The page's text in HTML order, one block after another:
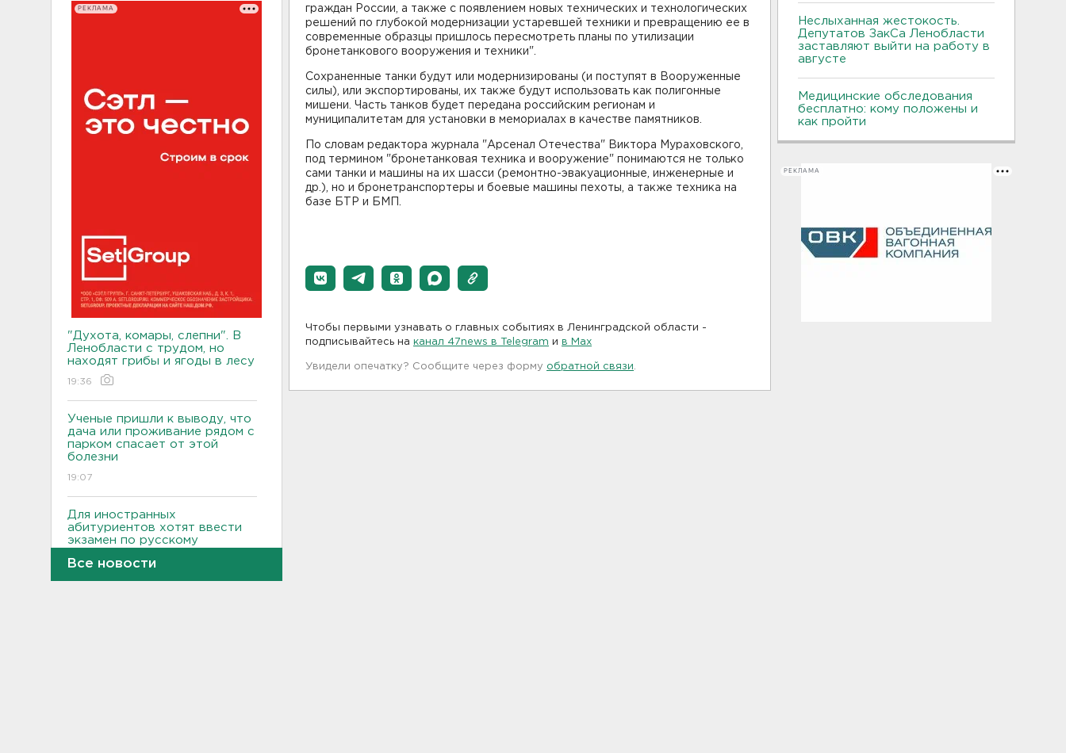
РЕКЛАМА
"Духота, комары, слепни". В
Ленобласти с трудом, но
находят грибы и ягоды в лесу
19:36
Ученые пришли к выводу, что
дача или проживание рядом с
парком спасает от этой
болезни
19:07
Для иностранных
абитуриентов хотят ввести
экзамен по русскому
18:49
Все новости
граждан России, а также с появлением новых технических и технологических
решений по глубокой модернизации устаревшей техники и превращению ее в
современные образцы пришлось пересмотреть планы по утилизации
бронетанкового вооружения и техники".
Сохраненные танки будут или модернизированы (и поступят в Вооруженные
силы), или экспортированы, их также будут использовать как полигонные
мишени. Часть танков будет передана российским регионам и
муниципалитетам для установки в мемориалах в качестве памятников.
По словам редактора журнала "Арсенал Отечества" Виктора Мураховского,
под термином "бронетанковая техника и вооружение" понимаются не только
сами танки и машины на их шасси (ремонтно-эвакуационные, инженерные и
др.), но и бронетранспортеры и боевые машины пехоты, а также техника на
базе БТР и БМП.
Чтобы первыми узнавать о главных событиях в Ленинградской области -
подписывайтесь на канал 47news в Telegram и в Maх
Увидели опечатку? Сообщите через форму обратной связи
Неслыханная жестокость.
Депутатов ЗакСа Ленобласти
заставляют выйти на работу в
августе
Медицинские обследования
бесплатно: кому положены и
как пройти
РЕКЛАМА